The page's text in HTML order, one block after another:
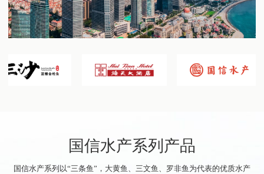
国信水产系列产品
国信水产系列以“三条鱼”，大黄鱼、三文鱼、罗非鱼为代表的优质水产